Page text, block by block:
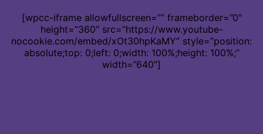
[wpcc-iframe allowfullscreen=”” frameborder=”0″
height=”360″ src=”https://www.youtube-
nocookie.com/embed/xOt30hpKaMY” style=”position:
absolute;top: 0;left: 0;width: 100%;height: 100%;”
width=”640″]